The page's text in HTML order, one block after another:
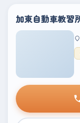
加東自動車教習